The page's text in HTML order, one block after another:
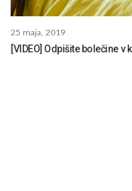
25 maja, 2019
[VIDEO] Odpišite bolečine